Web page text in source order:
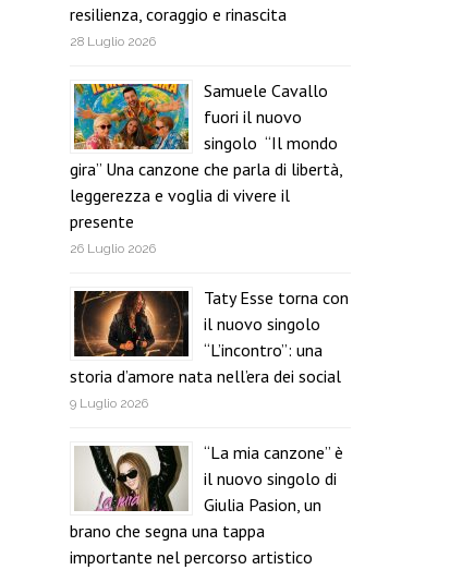
resilienza, coraggio e rinascita
28 Luglio 2026
Samuele Cavallo
fuori il nuovo
singolo “Il mondo
gira” Una canzone che parla di libertà,
leggerezza e voglia di vivere il
presente
26 Luglio 2026
Taty Esse torna con
il nuovo singolo
“L’incontro”: una
storia d’amore nata nell’era dei social
9 Luglio 2026
“La mia canzone” è
il nuovo singolo di
Giulia Pasion, un
brano che segna una tappa
importante nel percorso artistico